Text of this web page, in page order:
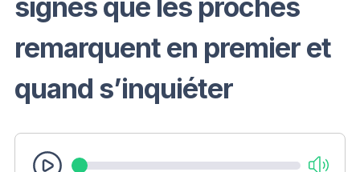
remarquent en premier et
quand s’inquiéter